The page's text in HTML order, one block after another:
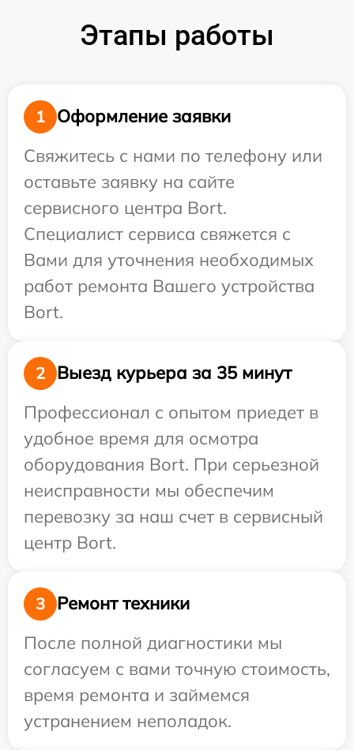
Этапы работы
1
Оформление заявки
Свяжитесь с нами по телефону или
оставьте заявку на сайте
сервисного центра Bort.
Специалист сервиса свяжется с
Вами для уточнения необходимых
работ ремонта Вашего устройства
Bort.
2
Выезд курьера за 35 минут
Профессионал с опытом приедет в
удобное время для осмотра
оборудования Bort. При серьезной
неисправности мы обеспечим
перевозку за наш счет в сервисный
центр Bort.
3
Ремонт техники
После полной диагностики мы
согласуем с вами точную стоимость,
время ремонта и займемся
устранением неполадок.